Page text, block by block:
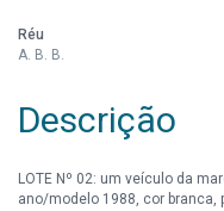
Réu
A. B. B.
Descrição
LOTE Nº 02: um veículo da
ano/modelo 1988, cor branca,